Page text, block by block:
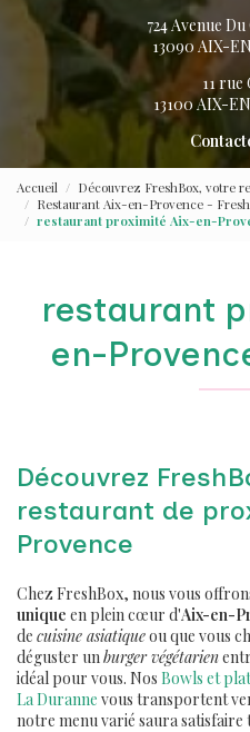
724 Avenue
13090 AIX-
11 rue
13100 AIX-
Accueil
Découvrez FreshBox, votre
Restaurant Aix-en-Provence -
restaurant proximité Aix-en-
restaurant
en-
Découvrez
restaurant de
Provence
Chez FreshBox, nous vous
unique en plein cœur d'Aix-en-
de cuisine asiatiqueou que vous
déguster unburger végétarien
idéal pour vous. Nos Bowls et
La Duranne vous transportent
notre menu varié saura satisfaire